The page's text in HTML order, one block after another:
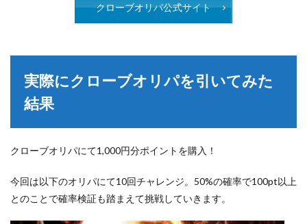
クローブオリパ公式サイト
実際にクローブオリパを引いてみた
結果
クローブオリパにて1,000円分ポイントを購入！
今回は以下のオリパにて10回チャレンジ。50%の確率で100pt以上
とのことで確率検証も踏まえて挑戦していきます。